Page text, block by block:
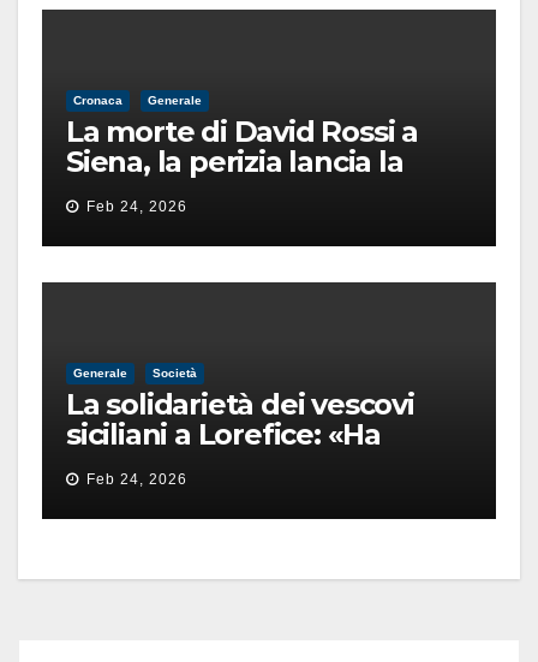
Cronaca Generale
La morte di David Rossi a
Siena, la perizia lancia la
pista di un’intimidazione
finita male
Feb 24, 2026
Generale Società
La solidarietà dei vescovi
siciliani a Lorefice: «Ha
difeso il valore e la dignità
dell’umanità»
Feb 24, 2026